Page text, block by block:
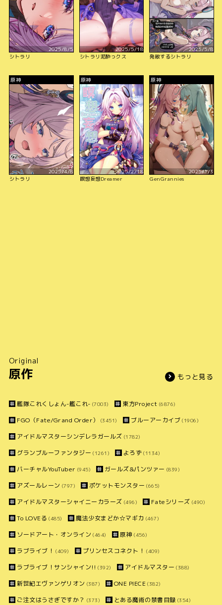
2025/8/5
シトラリ
2025/5/18
シトラリ泥酔っクス
2025/5/8
発散するシトラリ
原神
2025/4/8
シトラリ
原神
2025/2/18
瞑想妄想Dreamer
原神
2025/1/3
GenGrannies
Original
原作 もっと見る
艦隊これくしょん-艦これ- (7003) 東方Project (6876)
FGO（Fate/Grand Order） (3451) ブルーアーカイブ (1906)
アイドルマスターシンデレラガールズ (1782)
グランブルーファンタジー (1261) よろず (1134)
バーチャルYouTuber (945) ガールズ&パンツァー (839)
アズールレーン (797) ポケットモンスター (665)
アイドルマスターシャイニーカラーズ (496) Fateシリーズ (490)
To LOVEる (485) 魔法少女まどか☆マギカ (467)
ソードアート・オンライン (464) 原神 (456)
ラブライブ！ (409) プリンセスコネクト！ (409)
ラブライブ！サンシャイン!! (392) アイドルマスター (388)
新世紀エヴァンゲリオン (387) ONE PIECE (382)
ご注文はうさぎですか？ (373) とある魔術の禁書目録 (354)